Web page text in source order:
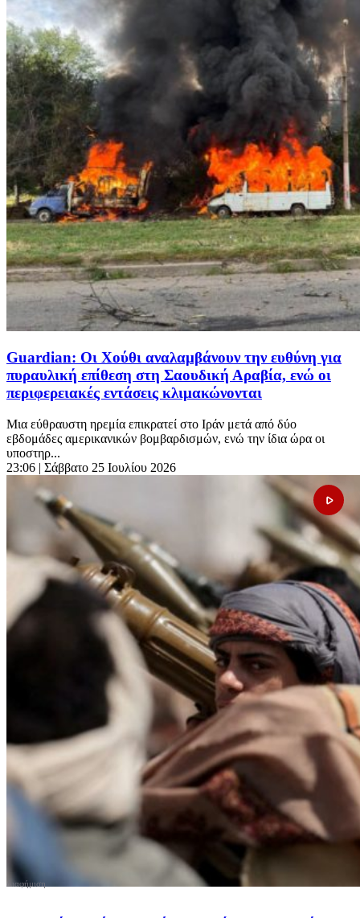
Guardian: Οι Χούθι αναλαμβάνουν την ευθύνη για
πυραυλική επίθεση στη Σαουδική Αραβία, ενώ οι
περιφερειακές εντάσεις κλιμακώνονται
Μια εύθραυστη ηρεμία επικρατεί στο Ιράν μετά από δύο
εβδομάδες αμερικανικών βομβαρδισμών, ενώ την ίδια ώρα οι
υποστηρ...
23:06 | Σάββατο 25 Ιουλίου 2026